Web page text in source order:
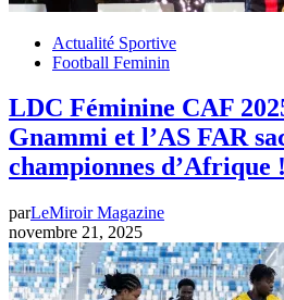
Actualité Sportive
Football Feminin
LDC Féminine CAF
Gnammi et l’AS FAR
championnes d’Afrique !
parLeMiroir Magazine
novembre 21, 2025